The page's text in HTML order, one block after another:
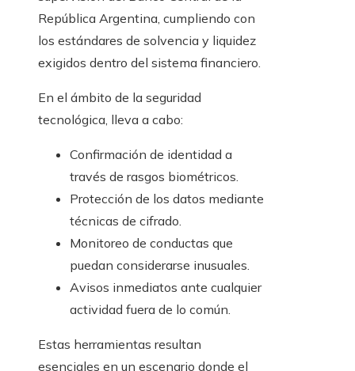
República Argentina, cumpliendo con
los estándares de solvencia y liquidez
exigidos dentro del sistema financiero.
En el ámbito de la seguridad
tecnológica, lleva a cabo:
Confirmación de identidad a
través de rasgos biométricos.
Protección de los datos mediante
técnicas de cifrado.
Monitoreo de conductas que
puedan considerarse inusuales.
Avisos inmediatos ante cualquier
actividad fuera de lo común.
Estas herramientas resultan
esenciales en un escenario donde el